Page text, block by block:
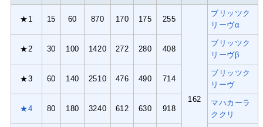
★1 15 60 870 170 175 255
162
ブリッツク
リーヴα
★2 30 100 1420 272 280 408
ブリッツク
リーヴβ
★3 60 140 2510 476 490 714
ブリッツク
リーヴ
★4 80 180 3240 612 630 918
マハカーラ
ククリ